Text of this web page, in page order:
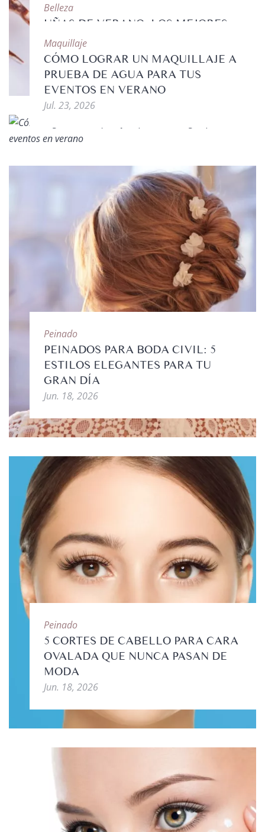
Belleza
UÑAS DE VERANO: LOS MEJORES
DISEÑOS PARA LUCIR BAJO EL SOL
Jul. 23, 2026
Maquillaje
CÓMO LOGRAR UN MAQUILLAJE A
PRUEBA DE AGUA PARA TUS
EVENTOS EN VERANO
Jul. 23, 2026
Peinado
PEINADOS PARA BODA CIVIL: 5
ESTILOS ELEGANTES PARA TU
GRAN DÍA
Jun. 18, 2026
Peinado
5 CORTES DE CABELLO PARA CARA
OVALADA QUE NUNCA PASAN DE
MODA
Jun. 18, 2026